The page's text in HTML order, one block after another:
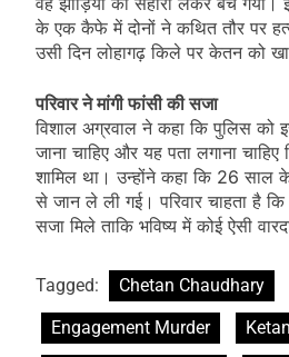
के एक कैफे में दोनों ने कथित तौर पर
उसी दिन लोहागढ़ किले पर केतन को
परिवार ने मांगी फांसी की सजा
विशाल अग्रवाल ने कहा कि पुलिस
जाना चाहिए और यह पता लगाना
शामिल था। उन्होंने कहा कि 26 साल
से जान ले ली गई। परिवार चाहता है कि
सजा मिले ताकि भविष्य में कोई ऐसी
Tagged:
Chetan Chaudhary
Engagement Murder